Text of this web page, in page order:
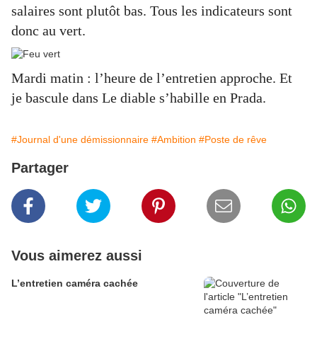
salaires sont plutôt bas. Tous les indicateurs sont
donc au vert.
Mardi matin : l’heure de l’entretien approche. Et
je bascule dans Le diable s’habille en Prada.
#Journal d'une démissionnaire #Ambition #Poste de rêve
Partager
Vous aimerez aussi
L’entretien caméra cachée